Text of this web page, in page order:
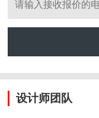
设计师团队